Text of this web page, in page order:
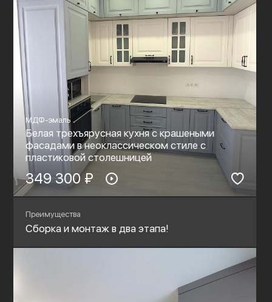
МДФ-эмаль
Белая трехъярусная кухня с крашеными
фасадами в неоклассическом стиле с
пластиковой столешницей
349 300 ₽
Преимущества
Сборка и монтаж в два этапа!